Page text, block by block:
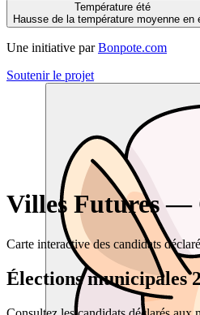
Température été
Hausse de la température moyenne en
Une initiative par Bonpote.com
Soutenir le projet
Villes Futures —
Carte interactive des candidats
Élections municipales